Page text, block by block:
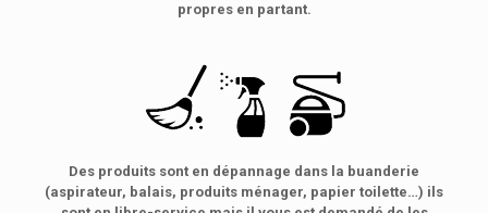
propres en partant.
Des produits sont en dépannage dans la buanderie
(aspirateur, balais, produits ménager, papier toilette…) ils